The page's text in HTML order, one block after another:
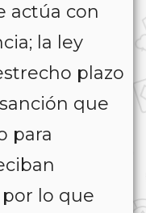
actúa con
la ley
plazo
que
para
lo que